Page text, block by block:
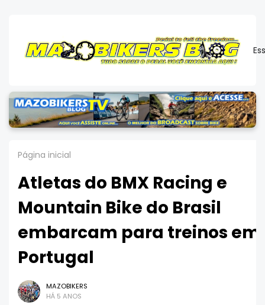
Página inicial
Atletas do BMX Racing e
Mountain Bike do Brasil
embarcam para treinos em
Portugal
MAZOBIKERS
HÁ 5 ANOS